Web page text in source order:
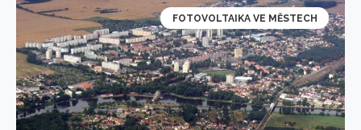
FOTOVOLTAIKA VE MĚSTECH